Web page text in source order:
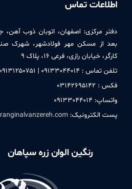
اطلاعات تماس
دفتر مركزی: اصفهان، اتوبان ذوب آهن،
کارگر، خیابان رازی، فرعی ۱۶، پلاک ۹
تلفن تماس : ۰۹۱٣٣۰۴۴۰۱۴ | ۰۹۱٣۱۲۵۰٧۵۱
فکس : ۰٣۱۴۲۶۹۵۱۴۲
واتساپ: ۰۹۱٣٣۰۴۴۰۱۴
پست الکترونیک:
رنگین الوان زره سپاهان